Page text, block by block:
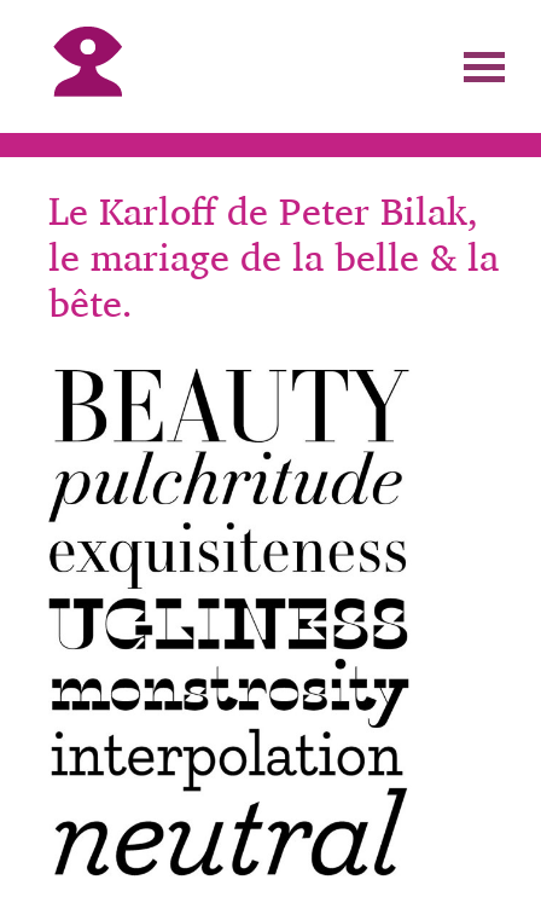
Le Karloff de Peter Bilak,
le mariage de la belle & la
bête.